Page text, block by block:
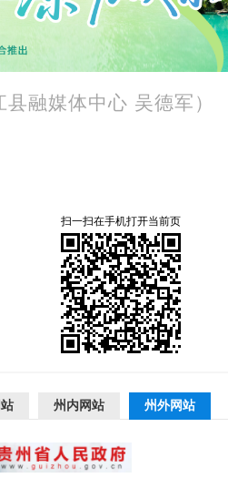
县融媒体中心 吴德军）
扫一扫在手机打开当前页
州内网站 州外网站